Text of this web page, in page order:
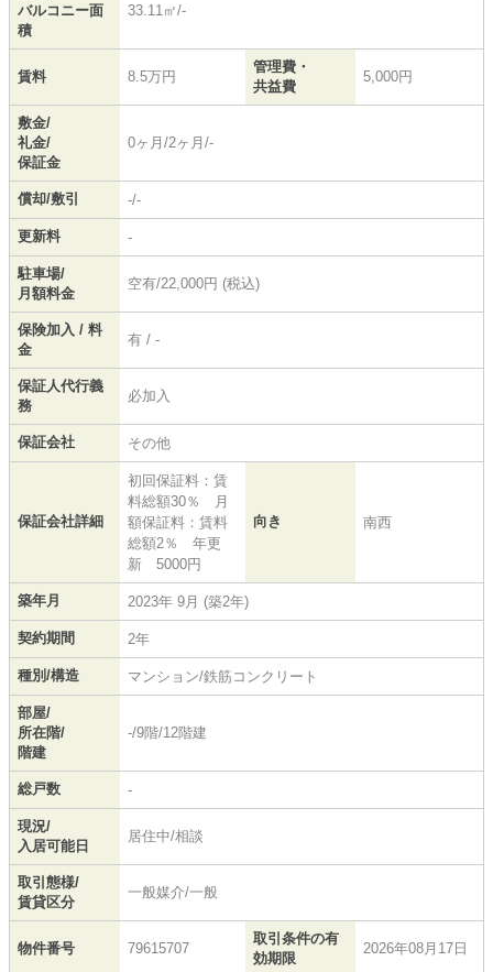
バルコニー面
積
33.11㎡/-
賃料 8.5万円
管理費・
共益費
5,000円
敷金/
礼金/
保証金
0ヶ月/2ヶ月/-
償却/敷引 -/-
更新料 -
駐車場/
月額料金
空有/22,000円 (税込)
保険加入 / 料
金
有 / -
保証人代行義
務
必加入
保証会社 その他
保証会社詳細
初回保証料：賃
料総額30％ 月
額保証料：賃料
総額2％ 年更
新 5000円
向き 南西
築年月 2023年 9月 (築2年)
契約期間 2年
種別/構造 マンション/鉄筋コンクリート
部屋/
所在階/
階建
-/9階/12階建
総戸数 -
現況/
入居可能日
居住中/相談
取引態様/
賃貸区分
一般媒介/一般
物件番号 79615707
取引条件の有
効期限
2026年08月17日